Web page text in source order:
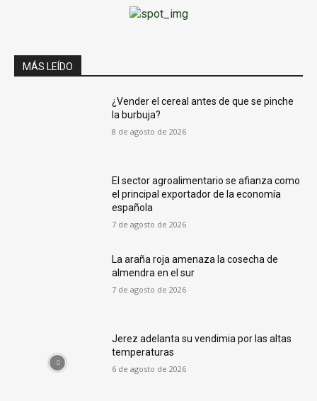
MÁS LEÍDO
¿Vender el cereal antes de que se pinche
la burbuja?
8 de agosto de 2026
El sector agroalimentario se afianza como
el principal exportador de la economía
española
7 de agosto de 2026
La araña roja amenaza la cosecha de
almendra en el sur
7 de agosto de 2026
Jerez adelanta su vendimia por las altas
temperaturas
6 de agosto de 2026